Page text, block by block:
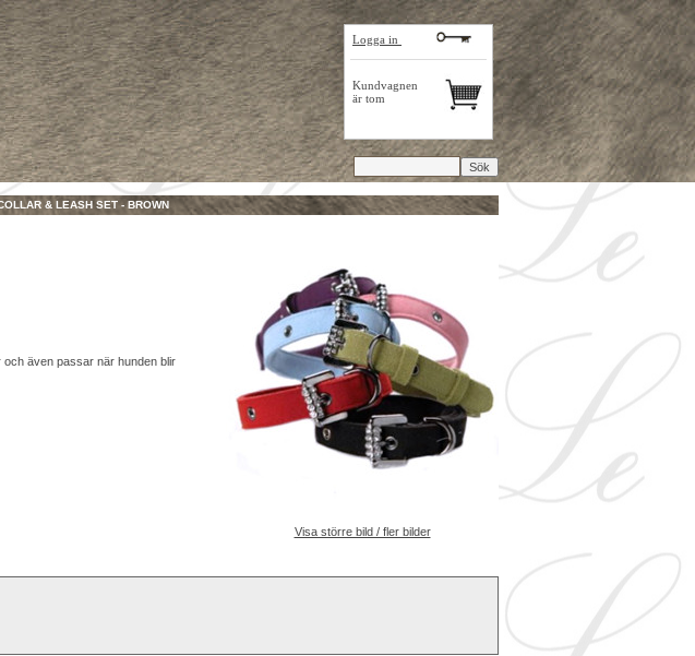
Logga in
Kundvagnen
är tom
& LEASH SET - BROWN
även passar när hunden blir
Visa större bild / fler bilder